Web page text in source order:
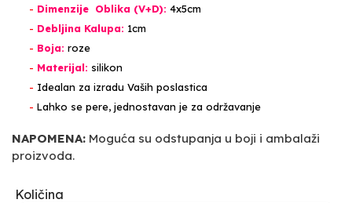
- Dimenzije Oblika (V+D): 4x5cm
- Debljina Kalupa: 1cm
- Boja: roze
- Materijal: silikon
- Idealan za izradu Vaših poslastica
- Lahko se pere, jednostavan je za održavanje
NAPOMENA: Moguća su odstupanja u boji i ambalaži
proizvoda.
Količina